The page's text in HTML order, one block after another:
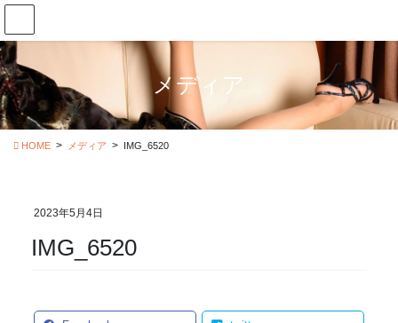
コ
テ
ン
ツ
に
移
ナ
ゲ
ー
シ
ョ
ン
メディア
HOME メディア IMG_6520
2023年5月4日
IMG_6520